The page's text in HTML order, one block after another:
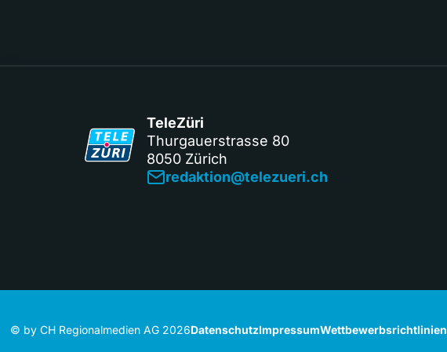
TeleZüri
Thurgauerstrasse 80
8050 Zürich
redaktion@telezueri.ch
© by CH Regionalmedien AG 2026DatenschutzImpressumWettbewerbsrichtlinien